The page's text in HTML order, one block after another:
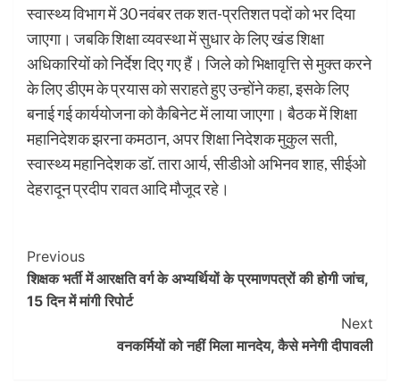
स्वास्थ्य विभाग में 30 नवंबर तक शत-प्रतिशत पदों को भर दिया
जाएगा। जबकि शिक्षा व्यवस्था में सुधार के लिए खंड शिक्षा
अधिकारियों को निर्देश दिए गए हैं। जिले को भिक्षावृत्ति से मुक्त करने
के लिए डीएम के प्रयास को सराहते हुए उन्होंने कहा, इसके लिए
बनाई गई कार्ययोजना को कैबिनेट में लाया जाएगा। बैठक में शिक्षा
महानिदेशक झरना कमठान, अपर शिक्षा निदेशक मुकुल सती,
स्वास्थ्य महानिदेशक डाॅ. तारा आर्य, सीडीओ अभिनव शाह, सीईओ
देहरादून प्रदीप रावत आदि मौजूद रहे।
Post
Navigation
Previous
शिक्षक भर्ती में आरक्षति वर्ग के अभ्यर्थियों के प्रमाणपत्रों की होगी जांच,
15 दिन में मांगी रिपोर्ट
Next
वनकर्मियों को नहीं मिला मानदेय, कैसे मनेगी दीपावली